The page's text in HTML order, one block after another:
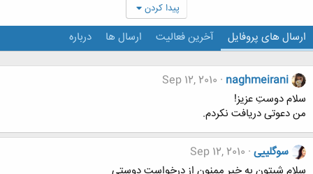
پیدا کردن
ارسال های پروفایل آخرین فعالیت ارسال ها درباره
naghmeirani
Sep 12, 2010
سلام دوستِ عزیز!
من دعوتی دریافت نکردم.
سوگلییی Sep 12, 2010